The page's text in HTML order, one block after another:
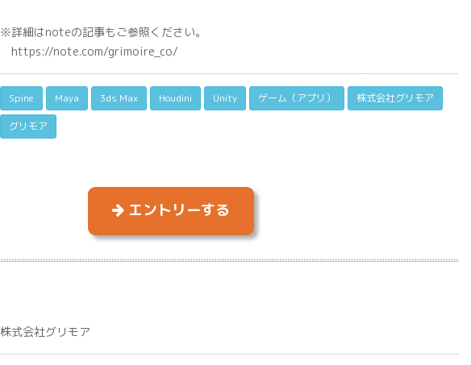
※詳細はnoteの記事もご参照ください。
https://note.com/grimoire_co/
Spine Maya 3ds Max Houdini Unity ゲーム（アプリ） 株式会社グリモア
グリモア
エントリーする
株式会社グリモア